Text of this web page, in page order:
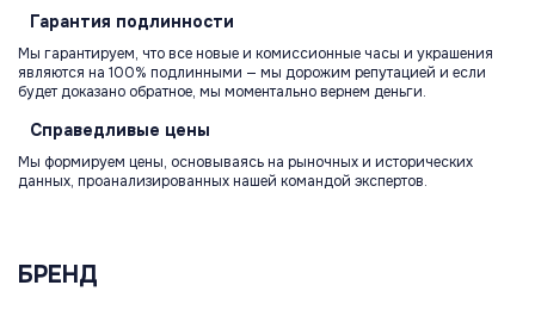
Гарантия подлинности
Мы гарантируем, что все новые и комиссионные часы и украшения
являются на 100% подлинными — мы дорожим репутацией и если
будет доказано обратное, мы моментально вернем деньги.
Справедливые цены
Мы формируем цены, основываясь на рыночных и исторических
данных, проанализированных нашей командой экспертов.
БРЕНД